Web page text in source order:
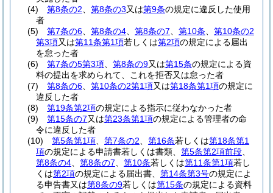
(4)
第8条の2 第8条の3又は第9条の規定に違反した使用
者
(5)
第7条の6 第8条の4 第8条の7 第10条
第10条の2
第3項又は第11条第1項若しくは第2項の規定による届出
を怠った者
(6)
第7条の5第3項 第8条の9又は第15条の規定による資
料の提出を求められて、これを拒否又は怠った者
(7)
第8条の6 第10条の2第1項又は第18条第1項の規定に
違反した者
(8)
第19条第2項の規定による指示に従わなかった者
(9)
第15条の7又は第23条第1項の規定による管理者の命
令に違反した者
(10)
第5条第1項 第7条の2 第16条若しくは第18条第1
項の規定による申請書若しくは書類、 第5条第2項前段
第8条の4
第8条の7 第10条若しくは第11条第1項若し
くは第2項の規定による届出書、 第14条第3号の規定によ
る申告書又は第8条の9若しくは第15条の規定による資料